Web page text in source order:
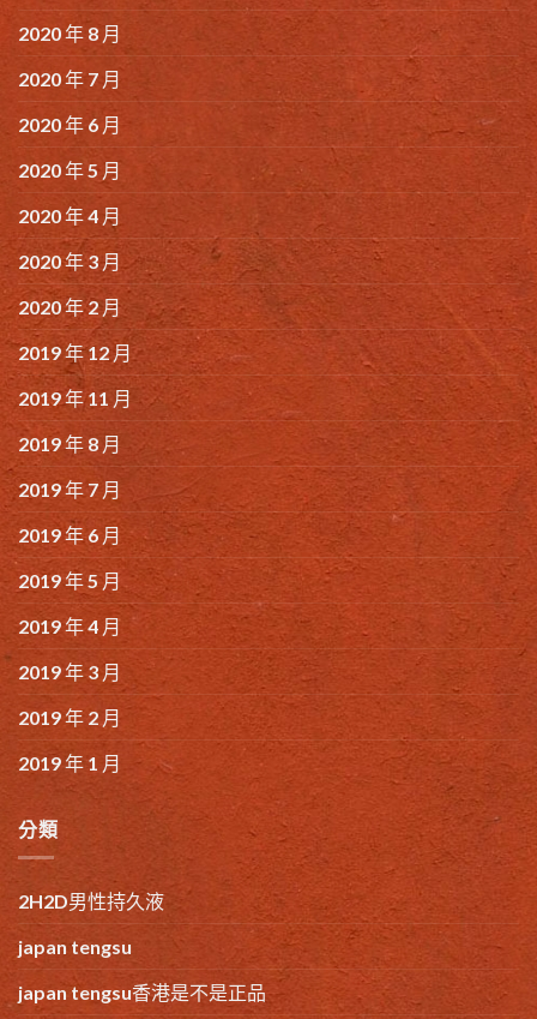
2020 年 8 月
2020 年 7 月
2020 年 6 月
2020 年 5 月
2020 年 4 月
2020 年 3 月
2020 年 2 月
2019 年 12 月
2019 年 11 月
2019 年 8 月
2019 年 7 月
2019 年 6 月
2019 年 5 月
2019 年 4 月
2019 年 3 月
2019 年 2 月
2019 年 1 月
分類
2H2D男性持久液
japan tengsu
japan tengsu香港是不是正品